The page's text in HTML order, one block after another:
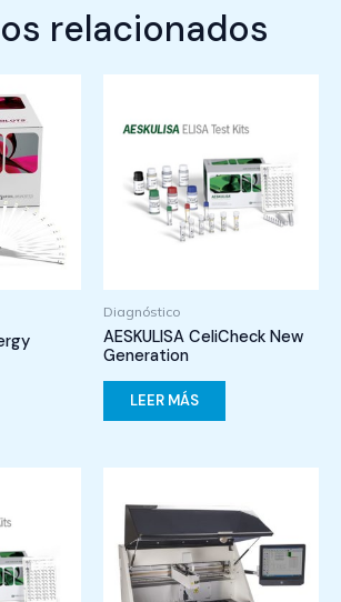
relacionados
Diagnóstico
AESKULISA CeliCheck New
Generation
LEER MÁS